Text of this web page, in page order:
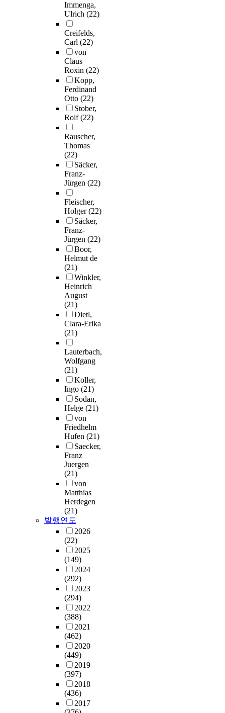
Immenga,
Ulrich (22)
Creifelds,
Carl (22)
von
Claus
Roxin (22)
Kopp,
Ferdinand
Otto (22)
Stober,
Rolf(22)
Rauscher,
Thomas
(22)
Säcker,
Franz-
Jürgen (22)
Fleischer,
Holger(22)
Säcker,
Franz-
Jürgen (22)
Boor,
Helmut de
(21)
Winkler,
Heinrich
August
(21)
Dietl,
Clara-Erika
(21)
Lauterbach,
Wolfgang
(21)
Koller,
Ingo (21)
Sodan,
Helge (21)
von
Friedhelm
Hufen (21)
Saecker,
Franz
Juergen
(21)
von
Matthias
Herdegen
(21)
발행연도
2026
(22)
2025
(149)
2024
(292)
2023
(294)
2022
(388)
2021
(462)
2020
(449)
2019
(397)
2018
(436)
2017